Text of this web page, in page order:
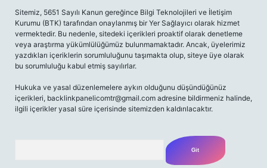
Sitemiz, 5651 Sayılı Kanun gereğince Bilgi Teknolojileri ve İletişim
Kurumu (BTK) tarafından onaylanmış bir Yer Sağlayıcı olarak hizmet
vermektedir. Bu nedenle, sitedeki içerikleri proaktif olarak denetleme
veya araştırma yükümlülüğümüz bulunmamaktadır. Ancak, üyelerimiz
yazdıkları içeriklerin sorumluluğunu taşımakta olup, siteye üye olarak
bu sorumluluğu kabul etmiş sayılırlar.
Hukuka ve yasal düzenlemelere aykırı olduğunu düşündüğünüz
içerikleri, backlinkpanelicomtr@gmail.com adresine bildirmeniz halinde,
ilgili içerikler yasal süre içerisinde sitemizden kaldırılacaktır.